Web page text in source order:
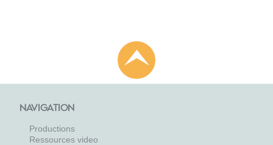
NAVIGATION
Productions
Ressources video